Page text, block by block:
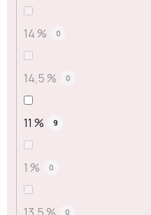
14 % 0
14,5 % 0
11 % 9
1 % 0
0